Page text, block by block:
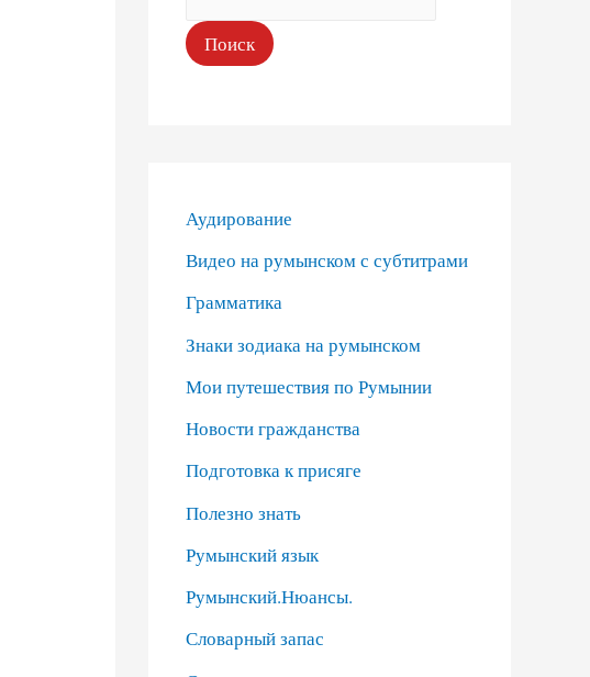
Поиск
Аудирование
Видео на румынском с субтитрами
Грамматика
Знаки зодиака на румынском
Мои путешествия по Румынии
Новости гражданства
Подготовка к присяге
Полезно знать
Румынский язык
Румынский.Нюансы.
Словарный запас